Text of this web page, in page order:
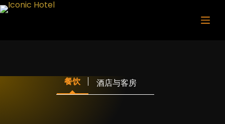
Skip
餐饮 酒店与客房